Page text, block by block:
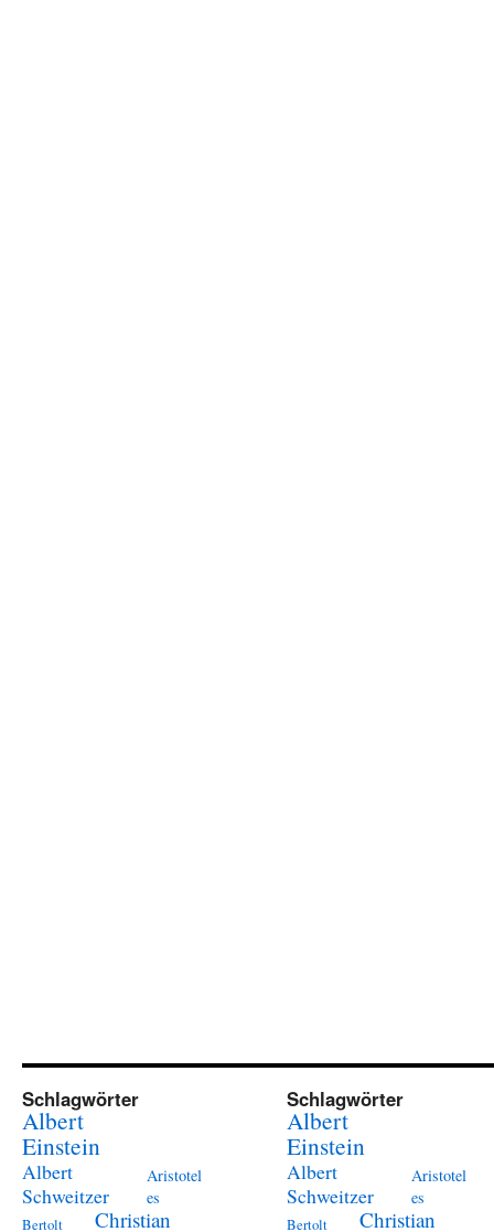
Schlagwörter
Albert
Einstein
Albert
Schweitzer
Aristotel
es
Bertolt
Christian
Schlagwörter
Albert
Einstein
Albert
Schweitzer
Aristotel
es
Bertolt
Christian